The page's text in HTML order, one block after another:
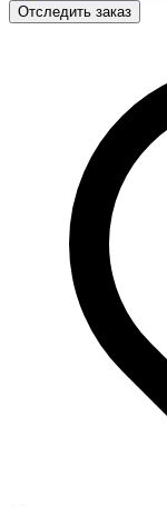
Отследить заказ